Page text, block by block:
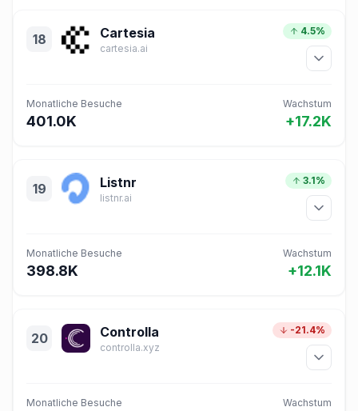
18 Cartesia
cartesia.ai
4.5%
Monatliche Besuche
401.0K
Wachstum
+17.2K
19 Listnr
listnr.ai
3.1%
Monatliche Besuche
398.8K
Wachstum
+12.1K
20 Controlla
controlla.xyz
-21.4%
Monatliche Besuche Wachstum